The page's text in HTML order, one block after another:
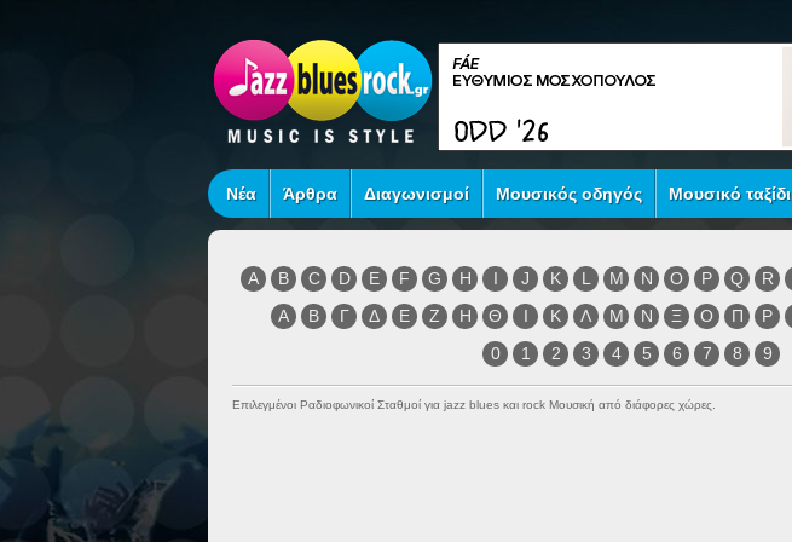
Νέα Άρθρα Διαγωνισμοί Μουσικός οδηγός Μουσικό ταξίδι
A B C D E F G H I J K L M N O P Q R
Α
Β Γ Δ Ε Ζ Η Θ Ι Κ Λ Μ Ν Ξ Ο Π Ρ
0
1 2 3 4 5 6 7 8 9
Επιλεγμένοι Ραδιοφωνικοί Σταθμοί για jazz blues και rock Μουσική από διάφορες χώρες.